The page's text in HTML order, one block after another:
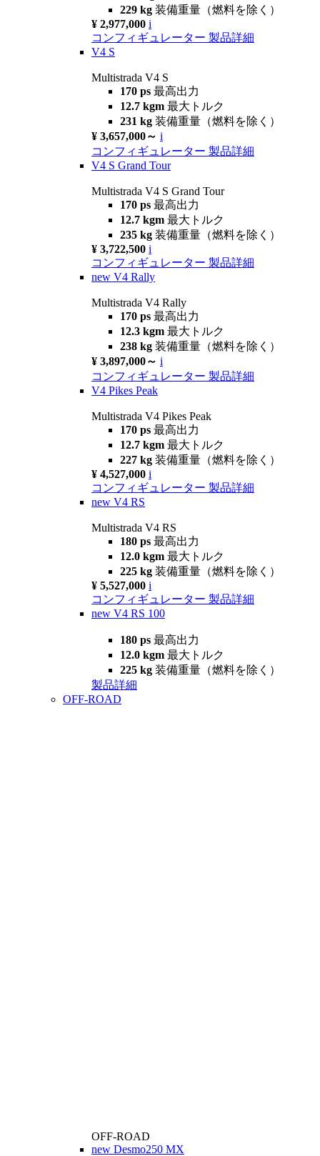
229 kg 装備重量（燃料を除く）
¥ 2,977,000 i
コンフィギュレーター 製品詳細
V4 S
Multistrada V4 S
170 ps 最高出力
12.7 kgm 最大トルク
231 kg 装備重量（燃料を除く）
¥ 3,657,000～ i
コンフィギュレーター 製品詳細
V4 S Grand Tour
Multistrada V4 S Grand Tour
170 ps 最高出力
12.7 kgm 最大トルク
235 kg 装備重量（燃料を除く）
¥ 3,722,500 i
コンフィギュレーター 製品詳細
new V4 Rally
Multistrada V4 Rally
170 ps 最高出力
12.3 kgm 最大トルク
238 kg 装備重量（燃料を除く）
¥ 3,897,000～ i
コンフィギュレーター 製品詳細
V4 Pikes Peak
Multistrada V4 Pikes Peak
170 ps 最高出力
12.7 kgm 最大トルク
227 kg 装備重量（燃料を除く）
¥ 4,527,000 i
コンフィギュレーター 製品詳細
new V4 RS
Multistrada V4 RS
180 ps 最高出力
12.0 kgm 最大トルク
225 kg 装備重量（燃料を除く）
¥ 5,527,000 i
コンフィギュレーター 製品詳細
new V4 RS 100
180 ps 最高出力
12.0 kgm 最大トルク
225 kg 装備重量（燃料を除く）
製品詳細
OFF-ROAD
OFF-ROAD
new Desmo250 MX